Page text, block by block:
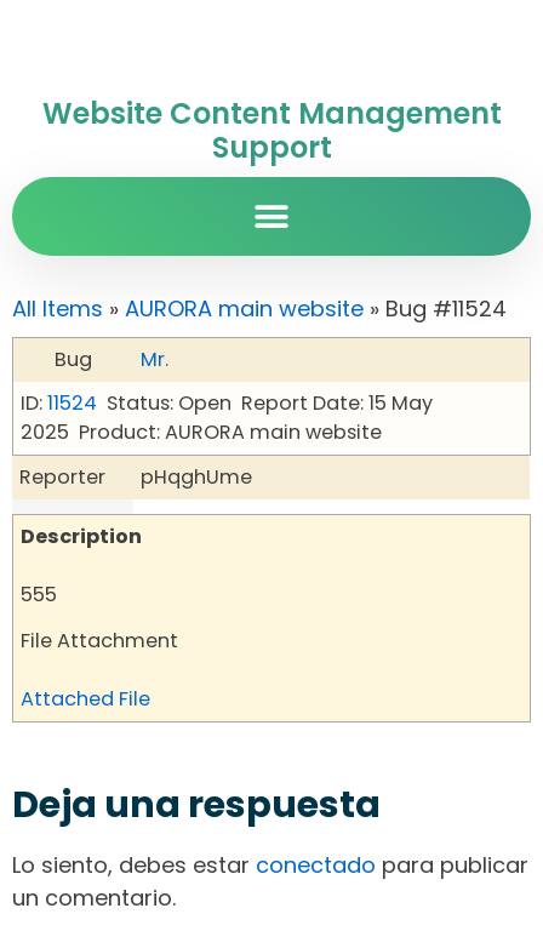
Website Content Management
Support
All Items » AURORA main website » Bug #11524
Bug
Mr.
ID:11524 Status: Open Report Date: 15 May
2025 Product: AURORA main website
Reporter
pHqghUme
Description
555
File Attachment
Attached File
Deja una respuesta
Lo siento, debes estar conectado para publicar
un comentario.